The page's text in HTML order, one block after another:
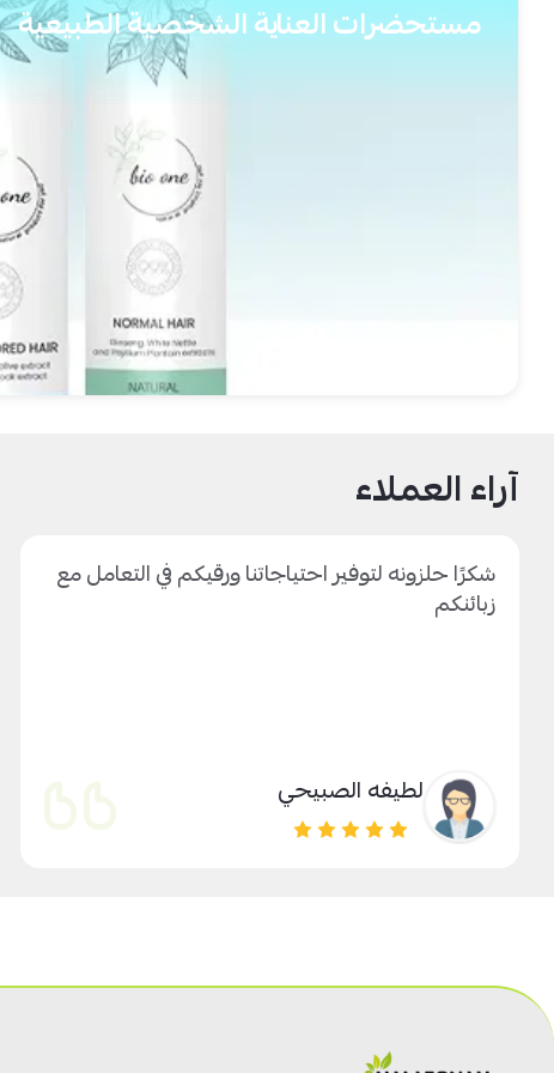
مستحضرات العناية الشخصية الطبيعية
آراء العملاء
شكرًا حلزونه لتوفير احتياجاتنا ورقيكم في التعامل مع
زبائنكم
لطيفه الصبيحي